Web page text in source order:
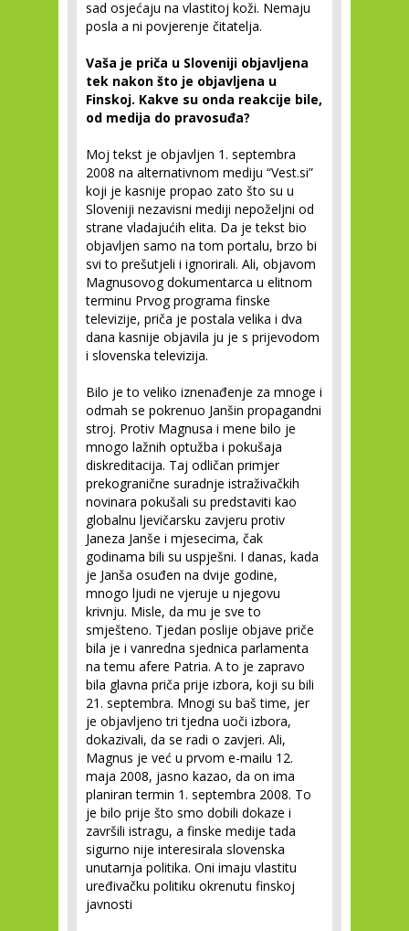
sad osjećaju na vlastitoj koži. Nemaju
posla a ni povjerenje čitatelja.
Vaša je priča u Sloveniji objavljena
tek nakon što je objavljena u
Finskoj. Kakve su onda reakcije bile,
od medija do pravosuđa?
Moj tekst je objavljen 1. septembra
2008 na alternativnom mediju “Vest.si”
koji je kasnije propao zato što su u
Sloveniji nezavisni mediji nepoželjni od
strane vladajućih elita. Da je tekst bio
objavljen samo na tom portalu, brzo bi
svi to prešutjeli i ignorirali. Ali, objavom
Magnusovog dokumentarca u elitnom
terminu Prvog programa finske
televizije, priča je postala velika i dva
dana kasnije objavila ju je s prijevodom
i slovenska televizija.
Bilo je to veliko iznenađenje za mnoge i
odmah se pokrenuo Janšin propagandni
stroj. Protiv Magnusa i mene bilo je
mnogo lažnih optužba i pokušaja
diskreditacija. Taj odličan primjer
prekogranične suradnje istraživačkih
novinara pokušali su predstaviti kao
globalnu ljevičarsku zavjeru protiv
Janeza Janše i mjesecima, čak
godinama bili su uspješni. I danas, kada
je Janša osuđen na dvije godine,
mnogo ljudi ne vjeruje u njegovu
krivnju. Misle, da mu je sve to
smješteno. Tjedan poslije objave priče
bila je i vanredna sjednica parlamenta
na temu afere Patria. A to je zapravo
bila glavna priča prije izbora, koji su bili
21. septembra. Mnogi su baš time, jer
je objavljeno tri tjedna uoči izbora,
dokazivali, da se radi o zavjeri. Ali,
Magnus je već u prvom e-mailu 12.
maja 2008, jasno kazao, da on ima
planiran termin 1. septembra 2008. To
je bilo prije što smo dobili dokaze i
završili istragu, a finske medije tada
sigurno nije interesirala slovenska
unutarnja politika. Oni imaju vlastitu
uređivačku politiku okrenutu finskoj
javnosti